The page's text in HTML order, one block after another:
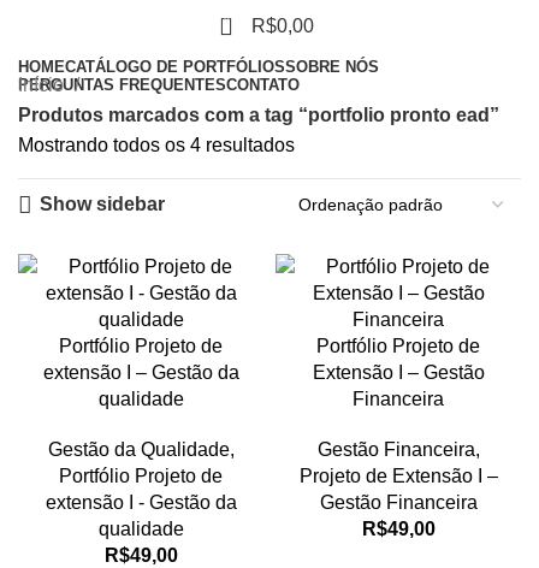
0 R$0,00
HOMECATÁLOGO DE PORTFÓLIOSSOBRE NÓS
PERGUNTAS FREQUENTESCONTATO
Início
Produtos marcados com a tag “portfolio pronto ead”
Mostrando todos os 4 resultados
Show sidebar
Portfólio Projeto de
extensão I – Gestão da
qualidade
Gestão da Qualidade,
Portfólio Projeto de
extensão I - Gestão da
qualidade
R$49,00
Portfólio Projeto de
Extensão I – Gestão
Financeira
Gestão Financeira,
Projeto de Extensão I –
Gestão Financeira
R$49,00